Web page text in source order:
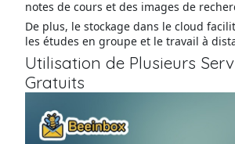
notes de cours et des images de
De plus, le stockage dans le cloud
les études en groupe et le travail à
Utilisation de Plusieurs
Gratuits